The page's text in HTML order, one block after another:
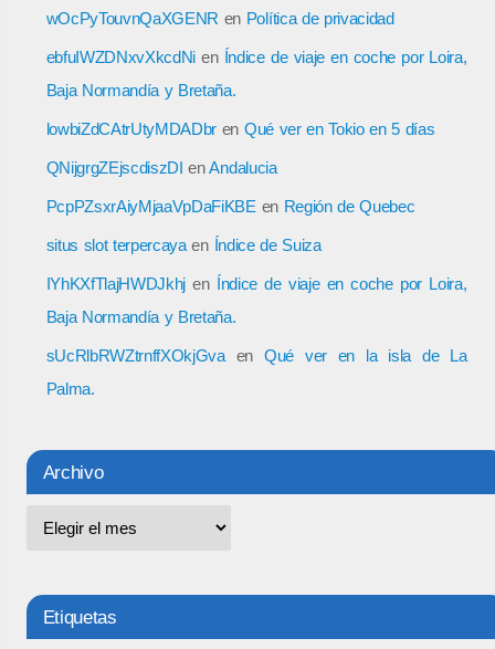
wOcPyTouvnQaXGENR en Política de privacidad
ebfuIWZDNxvXkcdNi en Índice de viaje en coche por Loira,
Baja Normandía y Bretaña.
lowbiZdCAtrUtyMDADbr en Qué ver en Tokio en 5 días
QNijgrgZEjscdiszDI enAndalucia
PcpPZsxrAiyMjaaVpDaFiKBE en Región de Quebec
situs slot terpercayaen Índice de Suiza
IYhKXfTlajHWDJkhj en Índice de viaje en coche por Loira,
Baja Normandía y Bretaña.
sUcRlbRWZtrnffXOkjGvaen Qué ver en la isla de La
Palma.
Archivo
Etiquetas